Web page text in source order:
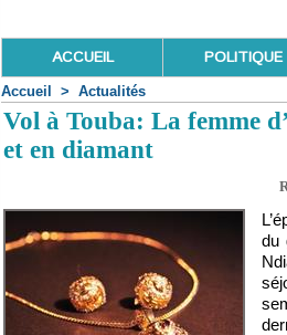
ACCUEIL POLITIQUE
Accueil > Actualités
Vol à Touba: La femme
et en diamant
du